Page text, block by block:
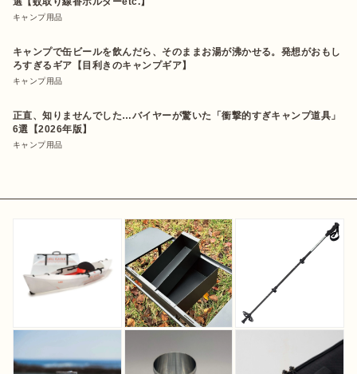
キャンプ用品
キャンプで缶ビールを飲んだら、そのままお湯が沸かせる。発想がおもし
ろすぎるギア【目利きのキャンプギア】
キャンプ用品
正直、知りませんでした…バイヤーが驚いた「衝撃的すぎキャンプ道具」
6選【2026年版】
キャンプ用品